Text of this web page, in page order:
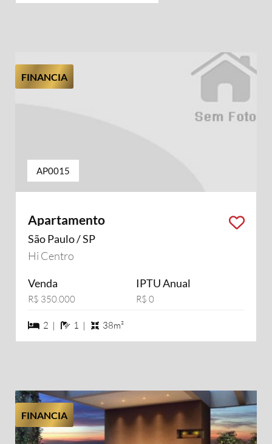
FINANCIA
AP0015
Apartamento
São Paulo / SP
Hi Centro
Venda
R$ 350.000
IPTU Anual
R$ 0
2 dormiórios
2 | 1 banheiros
1 | 38m²
FINANCIA